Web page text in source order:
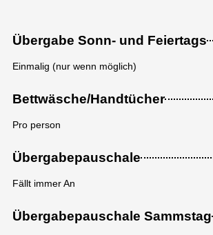
Übergabe Sonn- und Feiertags
Einmalig (nur wenn möglich)
Bettwäsche/Handtücher
Pro person
Übergabepauschale
Fällt immer An
Übergabepauschale Sammstag